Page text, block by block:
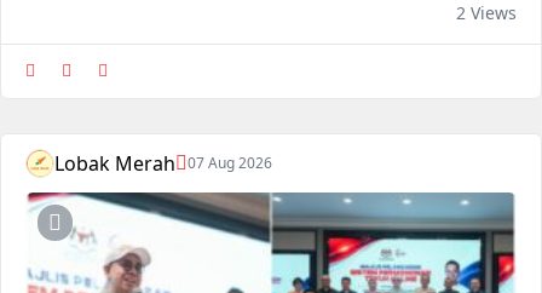
sebuah sekolah berhampiran ibu negara Thailand pada
Jumaat. Tragedi yang berlaku di Sekolah Debsirin
Nonthaburi, terletak di bahagian barat laut Bangkok itu
mencatatkan kes pembunuhan ber
2 Views
Lobak Merah 07 Aug 2026